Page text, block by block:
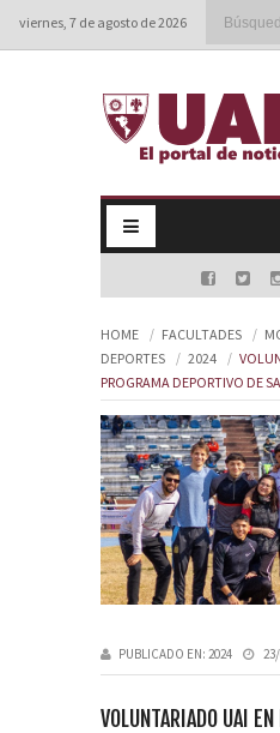
viernes, 7 de agosto de 2026
HOME FACULTADES
DEPORTES
2024
PROGRAMA DEPORTIVO DE
PUBLICADO EN: 2024
VOLUNTARIADO UAI